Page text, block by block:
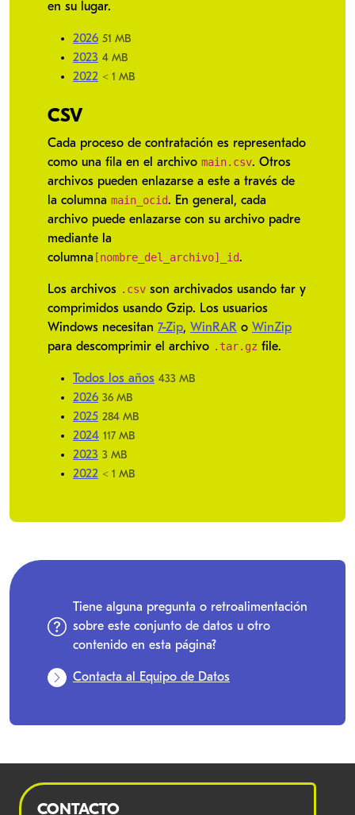
en su lugar.
2026 51 MB
2023 4 MB
2022 < 1 MB
CSV
Cada proceso de contratación es representado
como una fila en el archivo main.csv. Otros
archivos pueden enlazarse a este a través de
la columna main_ocid. En general, cada
archivo puede enlazarse con su archivo padre
mediante la
columna [nombre_del_archivo]_id.
Los archivos .csv son archivados usando tar y
comprimidos usando Gzip. Los usuarios
Windows necesitan 7-Zip, WinRAR o WinZip
para descomprimir el archivo .tar.gz file.
Todos los años 433 MB
2026 36 MB
2025 284 MB
2024 117 MB
2023 3 MB
2022 < 1 MB
Tiene alguna pregunta o retroalimentación
sobre este conjunto de datos u otro
contenido en esta página?
Contacta al Equipo de Datos
CONTACTO